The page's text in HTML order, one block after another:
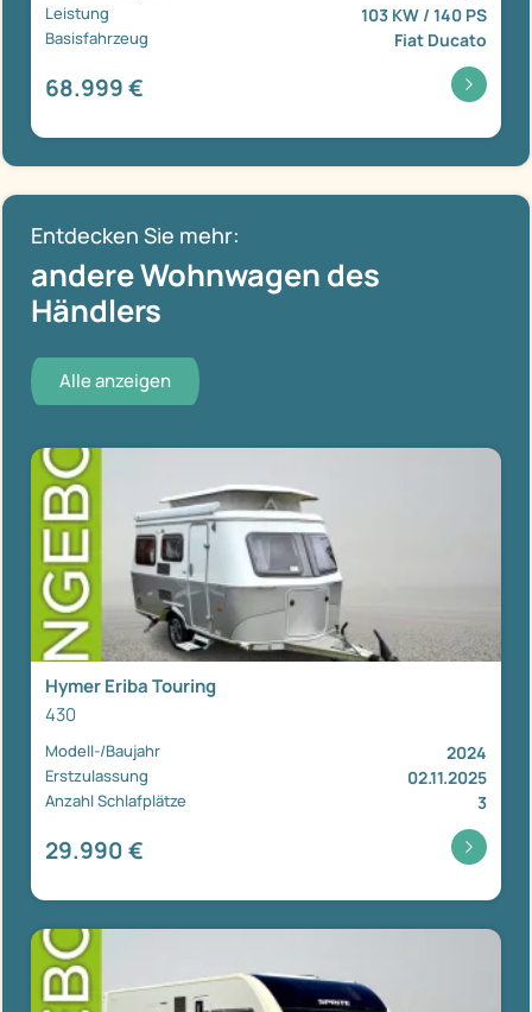
Leistung 103 KW / 140 PS
Basisfahrzeug Fiat Ducato
68.999 €
Entdecken Sie mehr:
andere Wohnwagen des
Händlers
Alle anzeigen
Hymer Eriba Touring
430
Modell-/Baujahr 2024
Erstzulassung 02.11.2025
Anzahl Schlafplätze 3
29.990 €